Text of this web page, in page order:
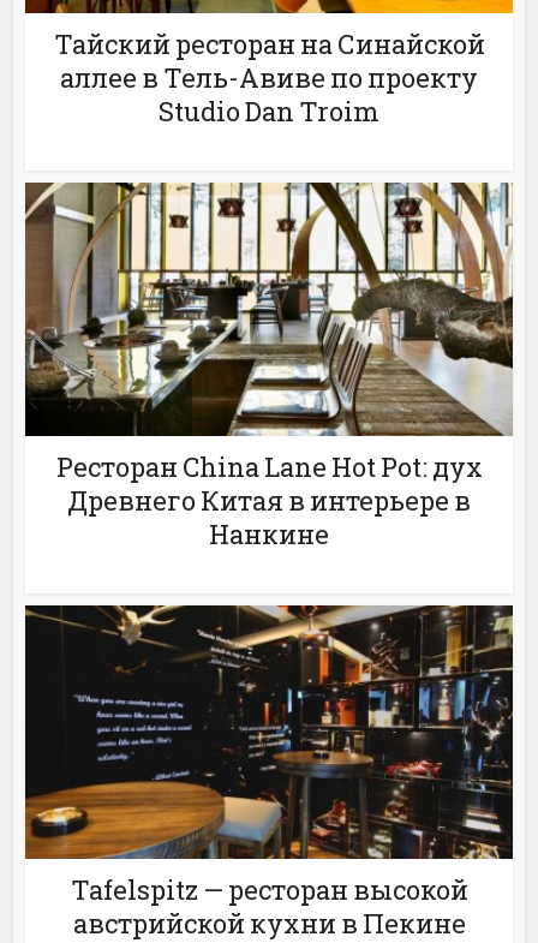
Тайский ресторан на Синайской
аллее в Тель-Авиве по проекту
Studio Dan Troim
Ресторан China Lane Hot Pot: дух
Древнего Китая в интерьере в
Нанкине
Tafelspitz — ресторан высокой
австрийской кухни в Пекине